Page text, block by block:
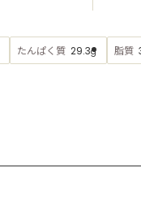
たんぱく質 29.3g 脂質